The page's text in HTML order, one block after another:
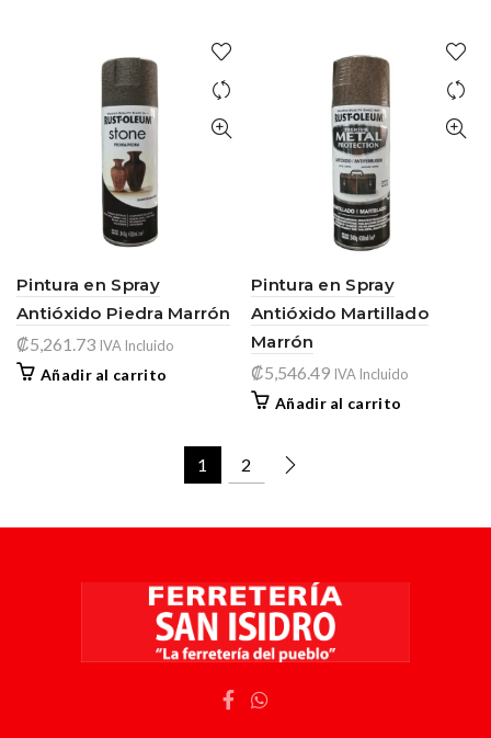
Pintura en Spray
Antióxido Piedra Marrón
₡5,261.73 IVA Incluido
Añadir al carrito
Pintura en Spray
Antióxido Martillado
Marrón
₡5,546.49 IVA Incluido
Añadir al carrito
1 2